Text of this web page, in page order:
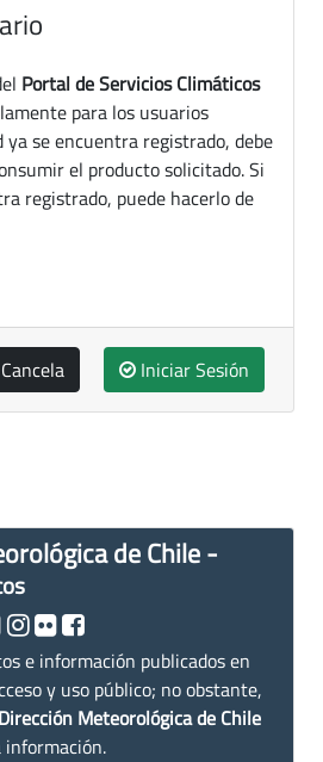
Portal de Servicios Climáticos
para los usuarios
ya se encuentra registrado, debe
el producto solicitado. Si
registrado, puede hacerlo de
Cancela Iniciar Sesión
de Chile -
e información publicados en
y uso público; no obstante,
Dirección Meteorológica de Chile